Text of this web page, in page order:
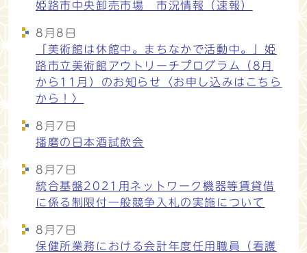
姫路市中央卸売市場 市況情報（速報）
8月8日
「美術館は休館中。まちなかで活動中。」姫
路市立美術館アウトリーチプログラム（8月
から11月）のお知らせ〈お申し込みはこちら
から！〉
8月7日
播磨の日本酒試飲会
8月7日
統合基盤2021用ネットワーク機器等賃貸借
に係る制限付一般競争入札の実施について
8月7日
保健所業務における会計年度任用職員（看護